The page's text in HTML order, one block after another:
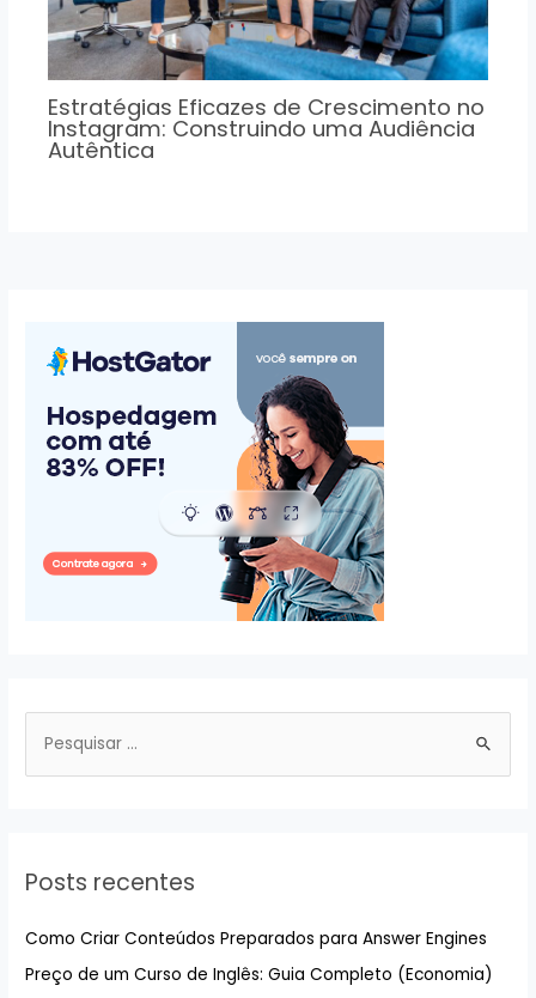
Estratégias Eficazes de Crescimento no
Instagram: Construindo uma Audiência
Autêntica
i
r
Posts recentes
Como Criar Conteúdos Preparados para Answer Engines
Preço de um Curso de Inglês: Guia Completo (Economia)